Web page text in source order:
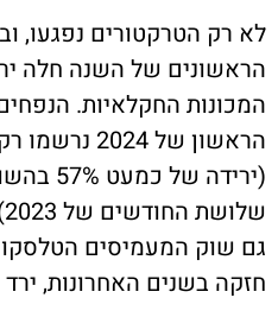
הטרקטורים נפגעו,
של השנה חלה ירידה
החקלאיות. הנפחים
של 2023),
המעמיסים הטלסקופיים
האחרונות, ירד אף